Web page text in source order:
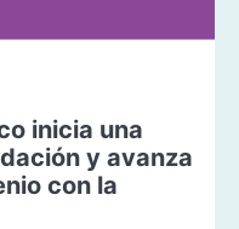
inicia una
y avanza
con la